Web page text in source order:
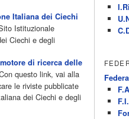
Italiana dei Ciechi
Istituzionale
Ciechi e degli
di ricerca delle
questo link, vai alla
le riviste pubblicate
dei Ciechi e degli